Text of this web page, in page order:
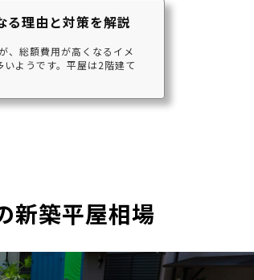
る理由と対策を解説
、総額費用が高くなるイメ
ようです。平屋は2階建て
新築平屋相場